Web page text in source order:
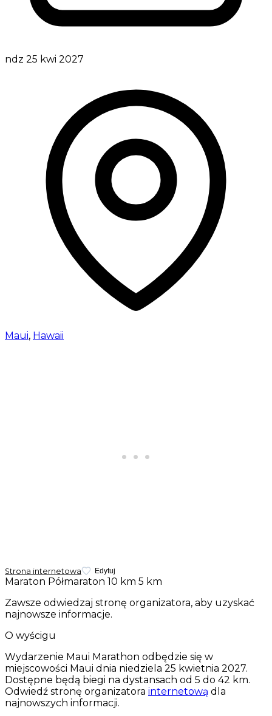
ndz 25 kwi 2027
Maui, Hawaii
Strona internetowa Edytuj
Maraton Półmaraton 10 km 5 km
Zawsze odwiedzaj stronę organizatora, aby uzyskać
najnowsze informacje.
O wyścigu
Wydarzenie Maui Marathon odbędzie się w
miejscowości Maui dnia niedziela 25 kwietnia 2027.
Dostępne będą biegi na dystansach od 5 do 42 km.
Odwiedź stronę organizatora internetową dla
najnowszych informacji.